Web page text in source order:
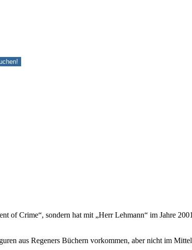
of Crime“, sondern hat mit „Herr Lehmann“ im Jahre
aus Regeners Büchern vorkommen, aber nicht im